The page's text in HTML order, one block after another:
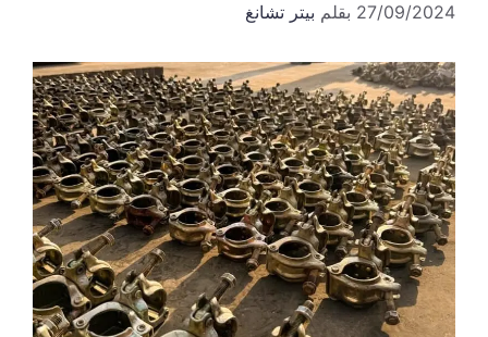
27/09/2024 بقلم بيتر تشانغ